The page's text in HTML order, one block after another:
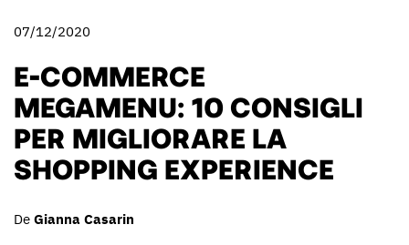
07/12/2020
E-COMMERCE
MEGAMENU: 10 CONSIGLI
PER MIGLIORARE LA
SHOPPING EXPERIENCE
De Gianna Casarin